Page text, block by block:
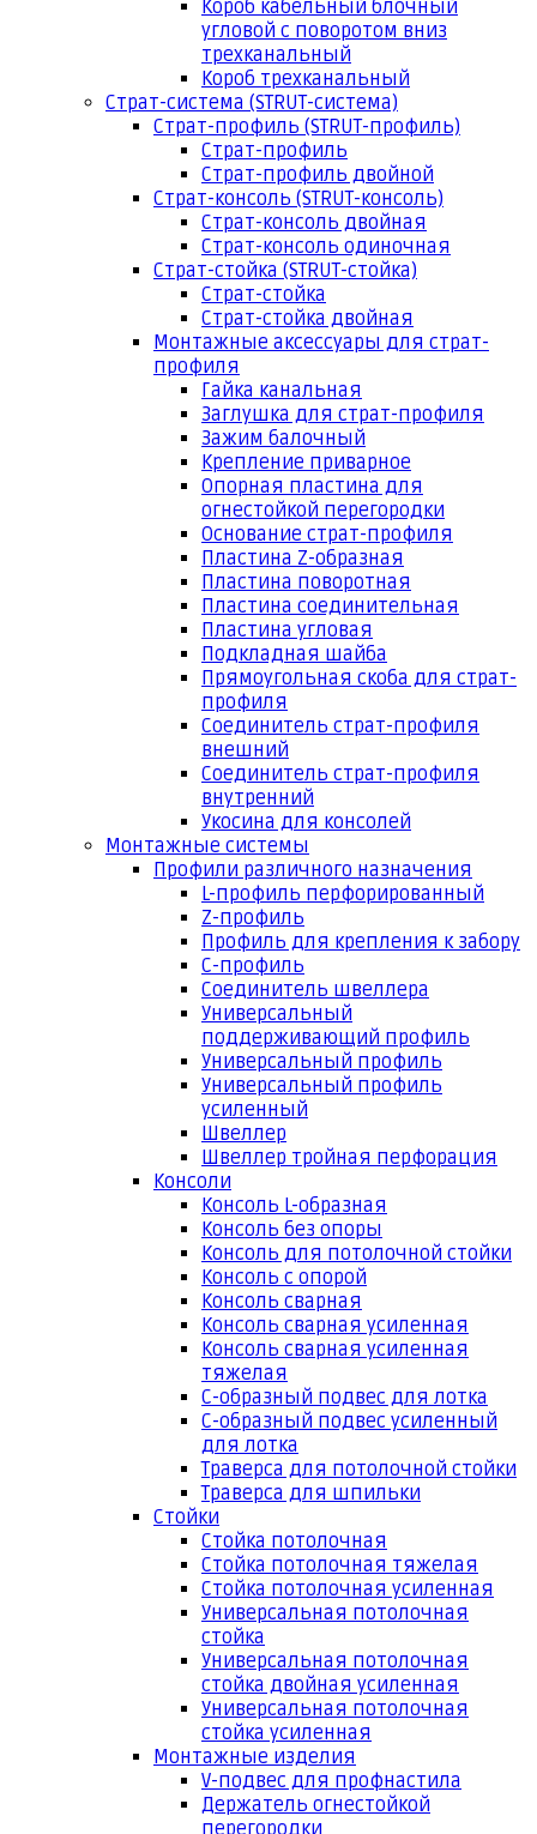
Короб кабельный блочный
угловой с поворотом вниз
трехканальный
Короб трехканальный
Страт-система (STRUT-система)
Страт-профиль (STRUT-профиль)
Страт-профиль
Страт-профиль двойной
Страт-консоль (STRUT-консоль)
Страт-консоль двойная
Страт-консоль одиночная
Страт-стойка (STRUT-стойка)
Страт-стойка
Страт-стойка двойная
Монтажные аксессуары для страт-
профиля
Гайка канальная
Заглушка для страт-профиля
Зажим балочный
Крепление приварное
Опорная пластина для
огнестойкой перегородки
Основание страт-профиля
Пластина Z-образная
Пластина поворотная
Пластина соединительная
Пластина угловая
Подкладная шайба
Прямоугольная скоба для страт-
профиля
Соединитель страт-профиля
внешний
Соединитель страт-профиля
внутренний
Укосина для консолей
Монтажные системы
Профили различного назначения
L-профиль перфорированный
Z-профиль
Профиль для крепления к забору
С-профиль
Соединитель швеллера
Универсальный
поддерживающий профиль
Универсальный профиль
Универсальный профиль
усиленный
Швеллер
Швеллер тройная перфорация
Консоли
Консоль L-образная
Консоль без опоры
Консоль для потолочной стойки
Консоль с опорой
Консоль сварная
Консоль сварная усиленная
Консоль сварная усиленная
тяжелая
С-образный подвес для лотка
С-образный подвес усиленный
для лотка
Траверса для потолочной стойки
Траверса для шпильки
Стойки
Стойка потолочная
Стойка потолочная тяжелая
Стойка потолочная усиленная
Универсальная потолочная
стойка
Универсальная потолочная
стойка двойная усиленная
Универсальная потолочная
стойка усиленная
Монтажные изделия
V-подвес для профнастила
Держатель огнестойкой
перегородки